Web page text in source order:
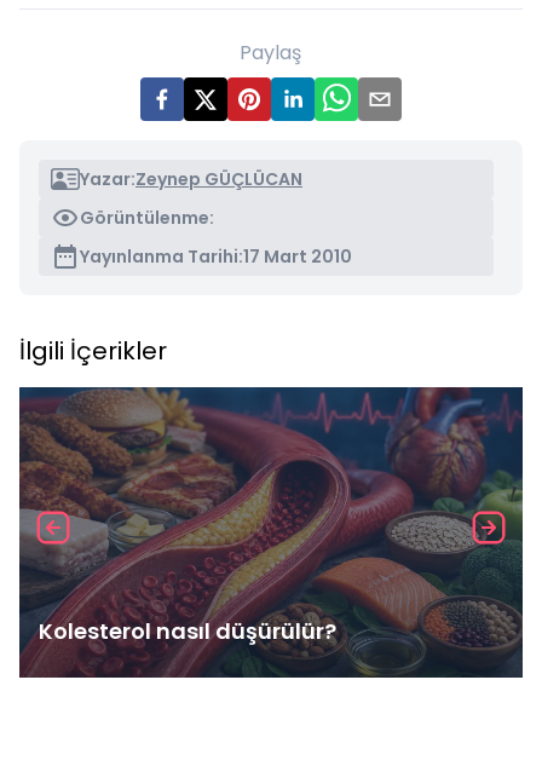
Paylaş
Yazar:Zeynep GÜÇLÜCAN
Görüntülenme:
Yayınlanma Tarihi:17 Mart 2010
İlgili İçerikler
Kolesterol nasıl düşürülür?